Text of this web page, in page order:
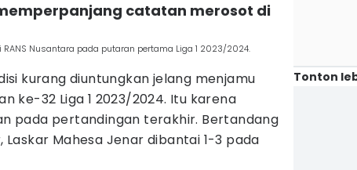
memperpanjang catatan merosot di
Nusantara pada putaran pertama Liga 1 2023/2024.
kurang diuntungkan jelang menjamu
ke-32 Liga 1 2023/2024. Itu karena
pada pertandingan terakhir. Bertandang
Laskar Mahesa Jenar dibantai 1-3 pada
Tonton